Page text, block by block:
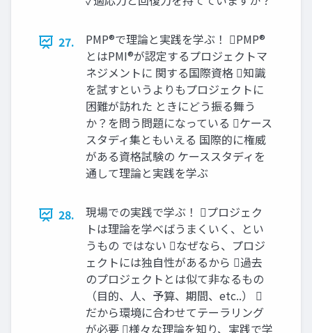
27.
PMP®で理論と実践を学ぶ！ PMP®
とはPMI®が認定するプロジェクトマ
ネジメントに 関する国際資格 知識
を試すというよりもプロジェクトに
困難が訪れた ときにどう振る舞う
か？を問う問題になっている ケース
スタディ集ともいえる 国際的に権威
がある資格試験の ケーススタディを
通して理論と実践を学ぶ
28.
現場での実践で学ぶ！ プロジェク
トは理論を学べばうまくいく、とい
うもの ではない なぜなら、プロジ
ェクトには独自性があるから 過去
のプロジェクトとは似て非なるもの
（目的、人、予算、期間、etc..） 
だから環境に合わせてテーラリング
が必要 様々な理論を知り、実践で学